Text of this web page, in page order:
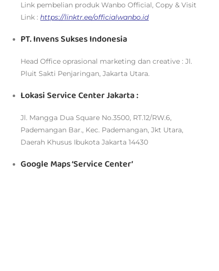
Link pembelian produk Wanbo Official, Copy & Visit
Link :https://linktr.ee/officialwanbo.id
PT. Invens Sukses Indonesia
Head Office oprasional marketing dan creative : Jl.
Pluit Sakti Penjaringan, Jakarta Utara.
Lokasi Service Center Jakarta :
Jl. Mangga Dua Square No.3500, RT.12/RW.6,
Pademangan Bar., Kec. Pademangan, Jkt Utara,
Daerah Khusus Ibukota Jakarta 14430
Google Maps ‘Service Center’